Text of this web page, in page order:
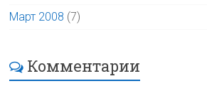
Март 2008 (7)
Комментарии